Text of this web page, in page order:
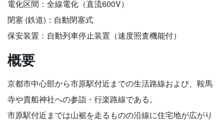
電化区間：全線電化（直流600V）
閉塞 (鉄道)：自動閉塞式
保安装置：自動列車停止装置（速度照査機能付）
概要
京都市中心部から市原駅付近までの生活路線および、鞍馬
寺や貴船神社への参詣・行楽路線である。
市原駅付近までは山裾を走るものの沿線に住宅地が広がり